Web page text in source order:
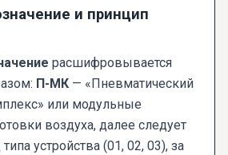
и принцип
расшифровывается
П-МК — «Пневматический
или модульные
воздуха, далее следует
устройства (01, 02, 03), за